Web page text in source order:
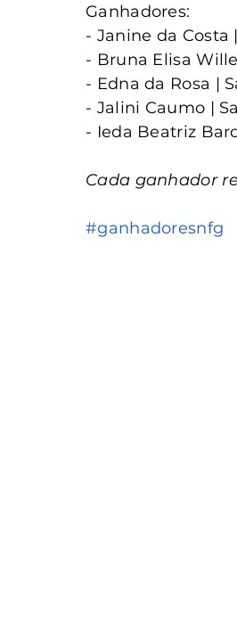
Ganhadores:
- Janine da Costa
- Bruna Elisa
- Edna da Rosa |
- Jalini Caumo |
- Ieda Beatriz
Cada ganhador
#ganhadoresnfg